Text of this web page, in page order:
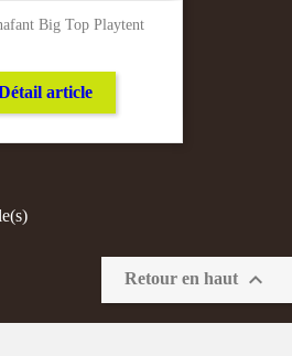
Big Top Playtent
article
Retour en haut 